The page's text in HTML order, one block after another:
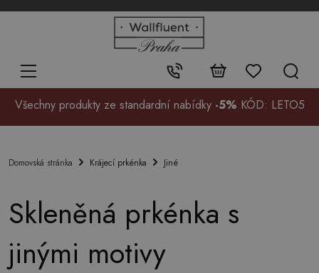
Kontakt:
+48
99
Všechny produkty ze standardní nabídky -5% KÓD: LETO5
Domovská stránka Krájecí prkénka Jiné
Skleněná prkénka s
jinými motivy